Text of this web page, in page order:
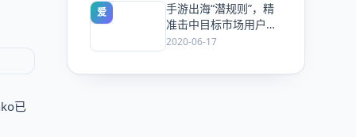
已
爱
手游出海“潜规则”，精
准击中目标市场用户喜
好
2020-06-17